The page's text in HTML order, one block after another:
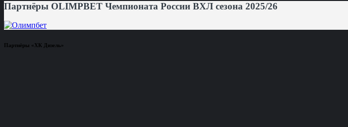
Партнёры OLIMPBET Чемпионата России ВХЛ сезона 2025/26
Партнёры «ХК Дизель»